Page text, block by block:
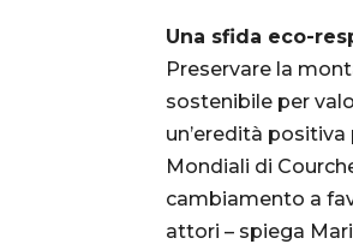
Una sfida eco-
Preservare la
sostenibile per
un’eredità
Mondiali di
cambiamento a
attori – spiega